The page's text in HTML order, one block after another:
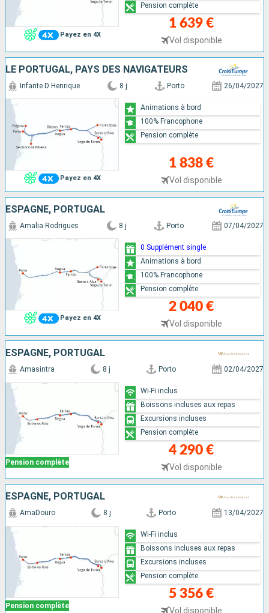
Payez en 4X
1 639 €
Vol disponible
Pension complète
LE PORTUGAL, PAYS DES NAVIGATEURS
Payez en 4X
Infante D Henrique 8 j Porto 26/04/2027
1 838 €
Vol disponible
Animations à bord
100% Francophone
Pension complète
ESPAGNE, PORTUGAL
Payez en 4X
Amalia Rodrigues 8 j Porto 07/04/2027
2 040 €
Vol disponible
0 Supplément single
Animations à bord
100% Francophone
Pension complète
ESPAGNE, PORTUGAL
Pension complète
Amasintra 8 j Porto 02/04/2027
4 290 €
Vol disponible
Wi-Fi inclus
Boissons incluses aux repas
Excursions incluses
Pension complète
ESPAGNE, PORTUGAL
Pension complète
AmaDouro 8 j Porto 13/04/2027
5 356 €
Vol disponible
Wi-Fi inclus
Boissons incluses aux repas
Excursions incluses
Pension complète